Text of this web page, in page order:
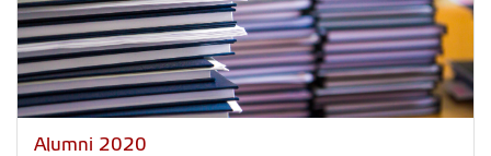
Alumni 2020